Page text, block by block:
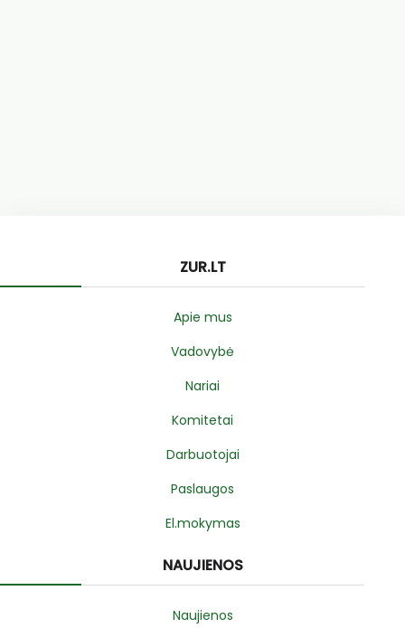
ZUR.LT
Apie mus
Vadovybė
Nariai
Komitetai
Darbuotojai
Paslaugos
El.mokymas
NAUJIENOS
Naujienos